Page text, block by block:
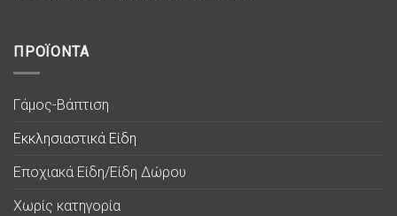
ΠΡΟΪΟΝΤΑ
Γάμος-Βάπτιση
Εκκλησιαστικά Είδη
Εποχιακά Είδη/Είδη Δώρου
Χωρίς κατηγορία